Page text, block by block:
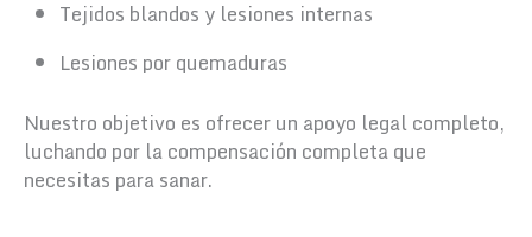
Tejidos blandos y lesiones internas
Lesiones por quemaduras
Nuestro objetivo es ofrecer un apoyo legal completo,
luchando por la compensación completa que
necesitas para sanar.